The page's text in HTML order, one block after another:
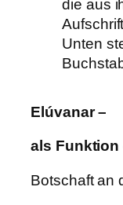
Elúvanar –
als
Botschaft an